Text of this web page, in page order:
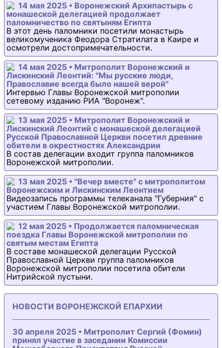
14 мая 2025 • Воронежский Архипастырь с
монашеской делегацией продолжает
паломничество по святыням Египта
В этот день паломники посетили монастырь
великомученика Феодора Стратилата в Каире и
осмотрели достопримечательности.
14 мая 2025 • Митрополит Воронежский и
Лискинский Леонтий: "Мы русские люди,
Православие всегда было нашей верой"
Интервью Главы Воронежской митрополии
сетевому изданию РИА "Воронеж".
13 мая 2025 • Митрополит Воронежский и
Лискинский Леонтий с монашеской делегацией
Русской Православной Церкви посетил древние
обители в окрестностях Александрии
В состав делегации входит группа паломников
Воронежской митрополии.
13 мая 2025 • "Вечер вместе" с митрополитом
Воронежским и Лискинским Леонтием
Видеозапись программы телеканала "Губерния" с
участием Главы Воронежской митрополии.
12 мая 2025 • Продолжается паломническая
поездка Главы Воронежской митрополии по
святым местам Египта
В составе монашеской делегации Русской
Православной Церкви группа паломников
Воронежской митрополии посетила обители
Нитрийской пустыни.
НОВОСТИ ВОРОНЕЖСКОЙ ЕПАРХИИ
30 апреля 2025 • Митрополит Сергий (Фомин)
принял участие в заседании Комиссии